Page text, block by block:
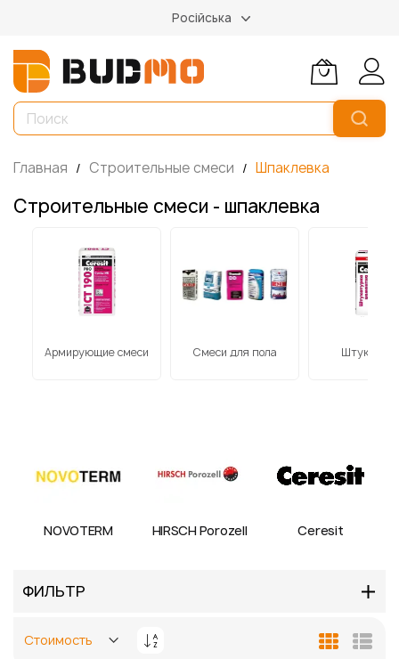
Російська
Главная Строительные смеси Шпаклевка
Строительные смеси - шпаклевка
Армирующие смеси Смеси для пола
NOVOTERM HIRSCH Porozell Ceresit
ФИЛЬТР
Задать